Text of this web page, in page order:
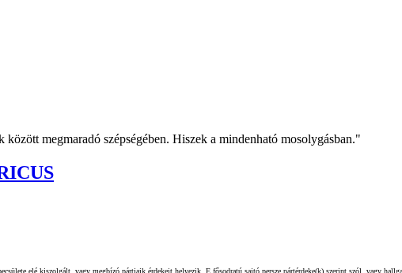
megmaradó szépségében. Hiszek a mindenható mosolygásban."
elé kiszolgált, vagy megbízó pártjaik érdekeit helyezik. E fősodratú sajtó persze pártérdeke(k) szerint szól, vagy